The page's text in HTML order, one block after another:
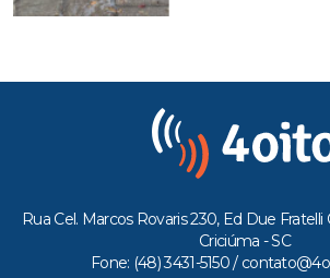
Rua Cel. Marcos Rovaris 230, Ed Due Fratelli
Criciúma - SC
Fone: (48) 3431-5150 /